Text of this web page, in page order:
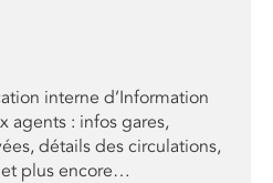
interne d’Information
agents : infos gares,
détails des circulations,
et plus encore…